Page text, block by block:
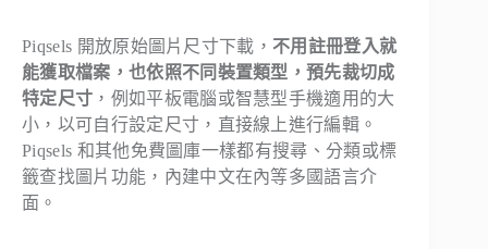
Piqsels 開放原始圖片尺寸下載， 不用註冊登入就
能獲取檔案，也依照不同裝置類型，預先裁切成
特定尺寸 ，例如平板電腦或智慧型手機適用的大
小，以可自行設定尺寸，直接線上進行編輯。
Piqsels 和其他免費圖庫一樣都有搜尋、分類或標
籤查找圖片功能，內建中文在內等多國語言介
面。